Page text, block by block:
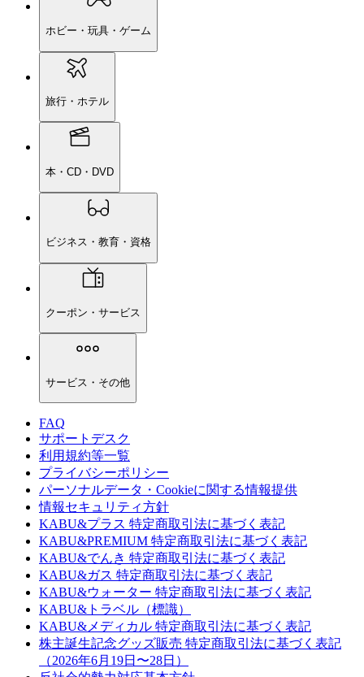
ホビー・玩具・ゲーム
旅行・ホテル
本・CD・DVD
ビジネス・教育・資格
クーポン・サービス
サービス・その他
FAQ
サポートデスク
利用規約等一覧
プライバシーポリシー
パーソナルデータ・Cookieに関する情報提供
情報セキュリティ方針
KABU&プラス 特定商取引法に基づく表記
KABU&PREMIUM 特定商取引法に基づく表記
KABU&でんき 特定商取引法に基づく表記
KABU&ガス 特定商取引法に基づく表記
KABU&ウォーター 特定商取引法に基づく表記
KABU&トラベル（標識）
KABU&メディカル 特定商取引法に基づく表記
株主誕生記念グッズ販売 特定商取引法に基づく表記
（2026年6月19日〜28日）